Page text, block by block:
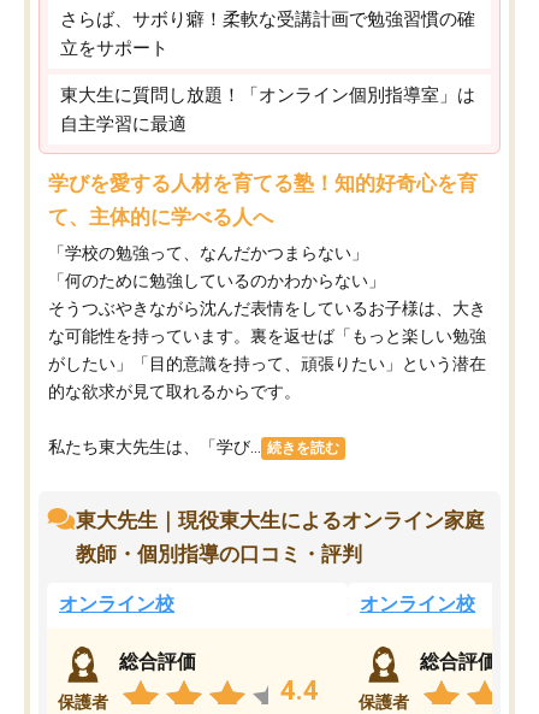
さらば、サボり癖！柔軟な受講計画で勉強習慣の確
立をサポート
東大生に質問し放題！「オンライン個別指導室」は
自主学習に最適
学びを愛する人材を育てる塾！知的好奇心を育
て、主体的に学べる人へ
「学校の勉強って、なんだかつまらない」
「何のために勉強しているのかわからない」
そうつぶやきながら沈んだ表情をしているお子様は、大き
な可能性を持っています。裏を返せば「もっと楽しい勉強
がしたい」「目的意識を持って、頑張りたい」という潜在
的な欲求が見て取れるからです。
私たち東大先生は、「学び... 続きを読む
東大先生｜現役東大生によるオンライン家庭
教師・個別指導の口コミ・評判
オンライン校
保護者
総合評価
4.4
オンライン校
保護者
総合評価